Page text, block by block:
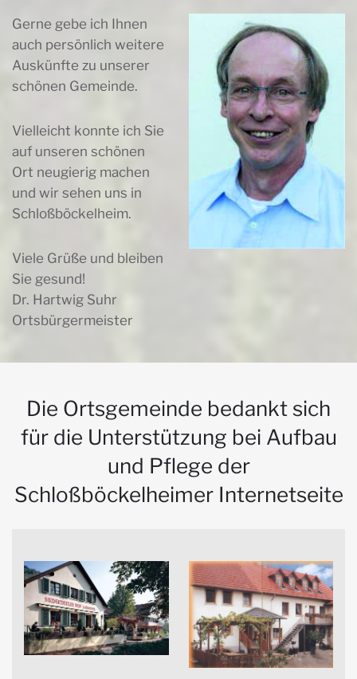
Gerne gebe ich Ihnen
auch persönlich weitere
Auskünfte zu unserer
schönen Gemeinde.
Vielleicht konnte ich Sie
auf unseren schönen
Ort neugierig machen
und wir sehen uns in
Schloßböckelheim.
Viele Grüße und bleiben
Sie gesund!
Dr. Hartwig Suhr
Ortsbürgermeister
Die Ortsgemeinde bedankt sich
für die Unterstützung bei Aufbau
und Pflege der
Schloßböckelheimer Internetseite